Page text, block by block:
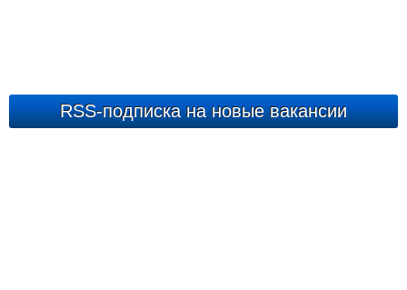
RSS-подписка на новые вакансии